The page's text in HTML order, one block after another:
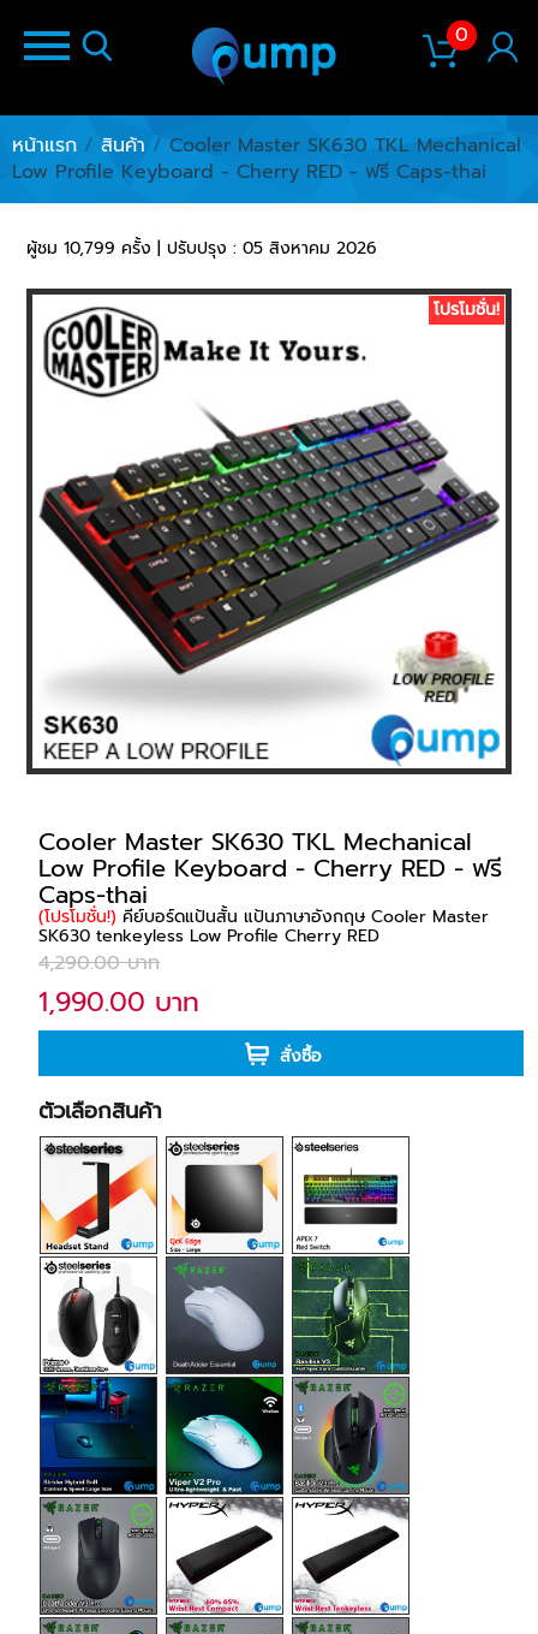
0
หน้าแรก / สินค้า / Cooler Master SK630 TKL Mechanical
Low Profile Keyboard - Cherry RED - ฟรี Caps-thai
ผู้ชม 10,799 ครั้ง | ปรับปรุง : 05 สิงหาคม 2026
โปรโมชั่น!
Cooler Master SK630 TKL Mechanical
Low Profile Keyboard - Cherry RED - ฟรี
Caps-thai
(โปรโมชั่น!) คีย์บอร์ดแป้นสั้น แป้นภาษาอังกฤษ Cooler Master
SK630 tenkeyless Low Profile Cherry RED
4,290.00 บาท
1,990.00 บาท
สั่งซื้อ
ตัวเลือกสินค้า